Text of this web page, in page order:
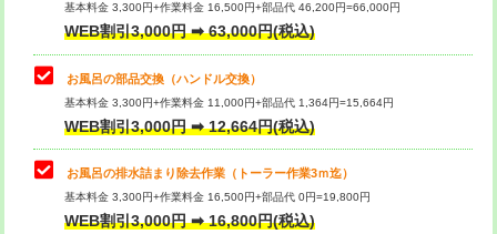
止水・漏水調査・防水処理・清掃・修
理・調整・分解・加工など（重作業）
33,000円
トイレタンク脱着
トイレ便器脱着
タンクレストイレ脱着 33,000円
小便器トイレ脱着
基本料金 3,300円+作業料金 16,500円+部品代 46,200円=66,000円
WEB割引3,000円 ➡ 63,000円(税込)
お風呂の部品交換（ハンドル交換）
基本料金 3,300円+作業料金 11,000円+部品代 1,364円=15,664円
WEB割引3,000円 ➡ 12,664円(税込)
お風呂の排水詰まり除去作業（トーラー作業3ｍ迄）
基本料金 3,300円+作業料金 16,500円+部品代 0円=19,800円
WEB割引3,000円 ➡ 16,800円(税込)